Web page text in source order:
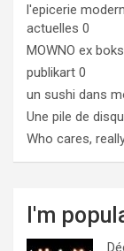
l'epicerie
actuelles 0
MOWNO ex
publikart 0
un sushi dans
Une pile de
Who cares,
I'm